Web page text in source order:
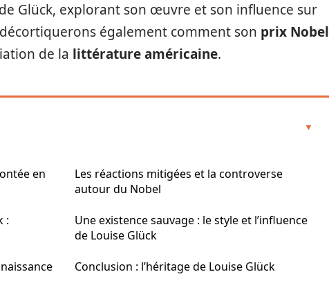
Glück, explorant son œuvre et son influence sur
également comment son prix Nobel
de la littérature américaine.
en
:
Les réactions mitigées et la controverse
autour du Nobel
Une existence sauvage : le style et l’influence
de Louise Glück
Conclusion : l’héritage de Louise Glück